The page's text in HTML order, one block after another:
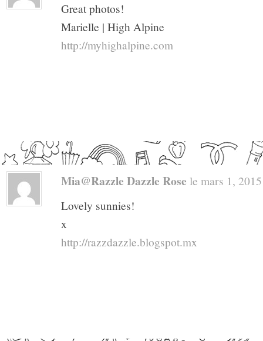
Great photos!
Marielle | High Alpine
http://myhighalpine.com
Mia@Razzle Dazzle Rose le mars 1,
Lovely sunnies!
x
http://razzdazzle.blogspot.mx